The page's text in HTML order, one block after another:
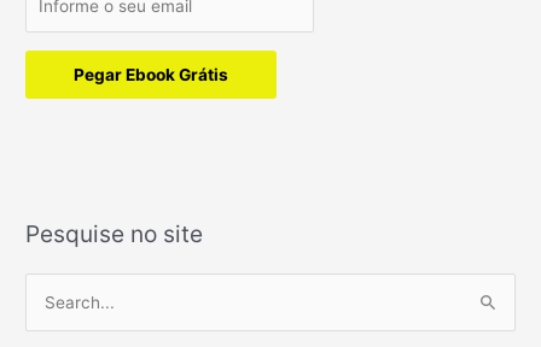
Pegar Ebook Grátis
Pesquise no site